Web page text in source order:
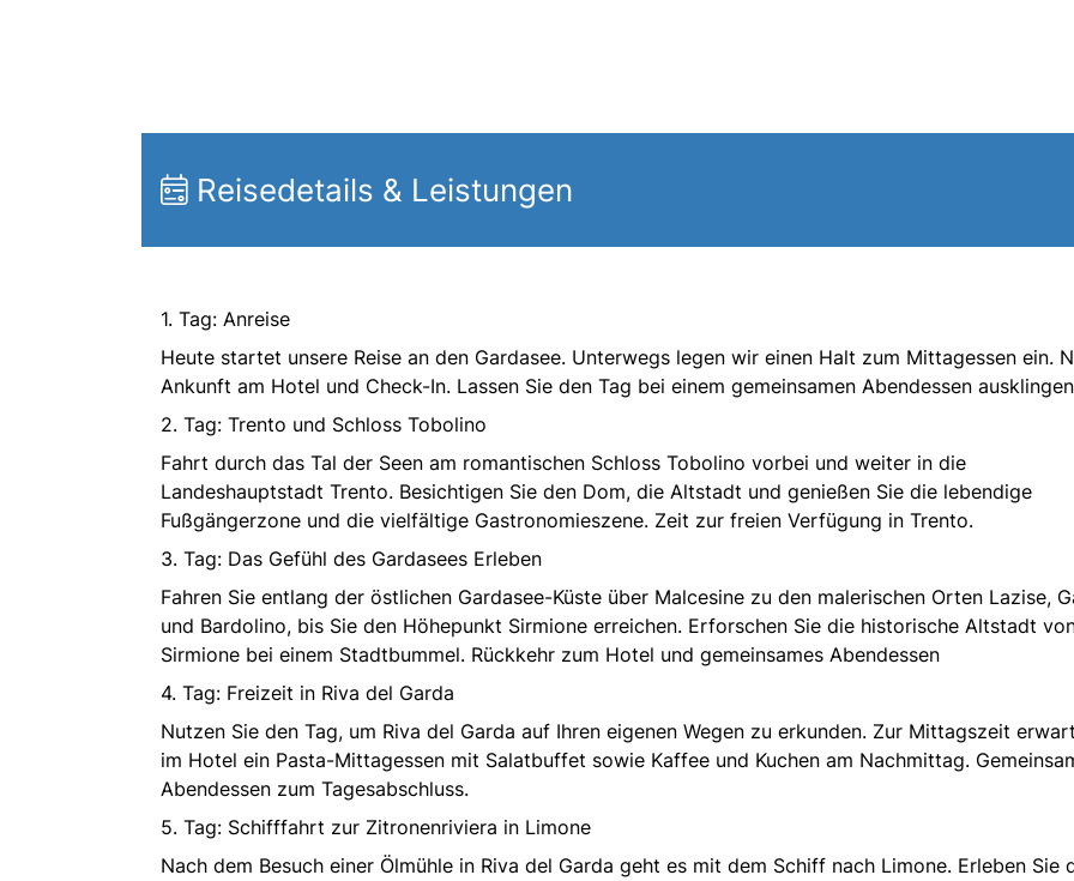
Reisedetails & Leistungen
1. Tag: Anreise
Heute startet unsere Reise an den Gardasee. Unterwegs legen wir einen Halt zum Mittagessen ein.
Ankunft am Hotel und Check-In. Lassen Sie den Tag bei einem gemeinsamen Abendessen
2. Tag: Trento und Schloss Tobolino
Fahrt durch das Tal der Seen am romantischen Schloss Tobolino vorbei und weiter in die
Landeshauptstadt Trento. Besichtigen Sie den Dom, die Altstadt und genießen Sie die lebendige
Fußgängerzone und die vielfältige Gastronomieszene. Zeit zur freien Verfügung in Trento.
3. Tag: Das Gefühl des Gardasees Erleben
Fahren Sie entlang der östlichen Gardasee-Küste über Malcesine zu den malerischen Orten Lazise,
und Bardolino, bis Sie den Höhepunkt Sirmione erreichen. Erforschen Sie die historische Altstadt
Sirmione bei einem Stadtbummel. Rückkehr zum Hotel und gemeinsames Abendessen
4. Tag: Freizeit in Riva del Garda
Nutzen Sie den Tag, um Riva del Garda auf Ihren eigenen Wegen zu erkunden. Zur Mittagszeit
im Hotel ein Pasta-Mittagessen mit Salatbuffet sowie Kaffee und Kuchen am Nachmittag.
Abendessen zum Tagesabschluss.
5. Tag: Schifffahrt zur Zitronenriviera in Limone
Nach dem Besuch einer Ölmühle in Riva del Garda geht es mit dem Schiff nach Limone. Erleben Sie